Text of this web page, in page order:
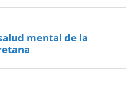
mental de la